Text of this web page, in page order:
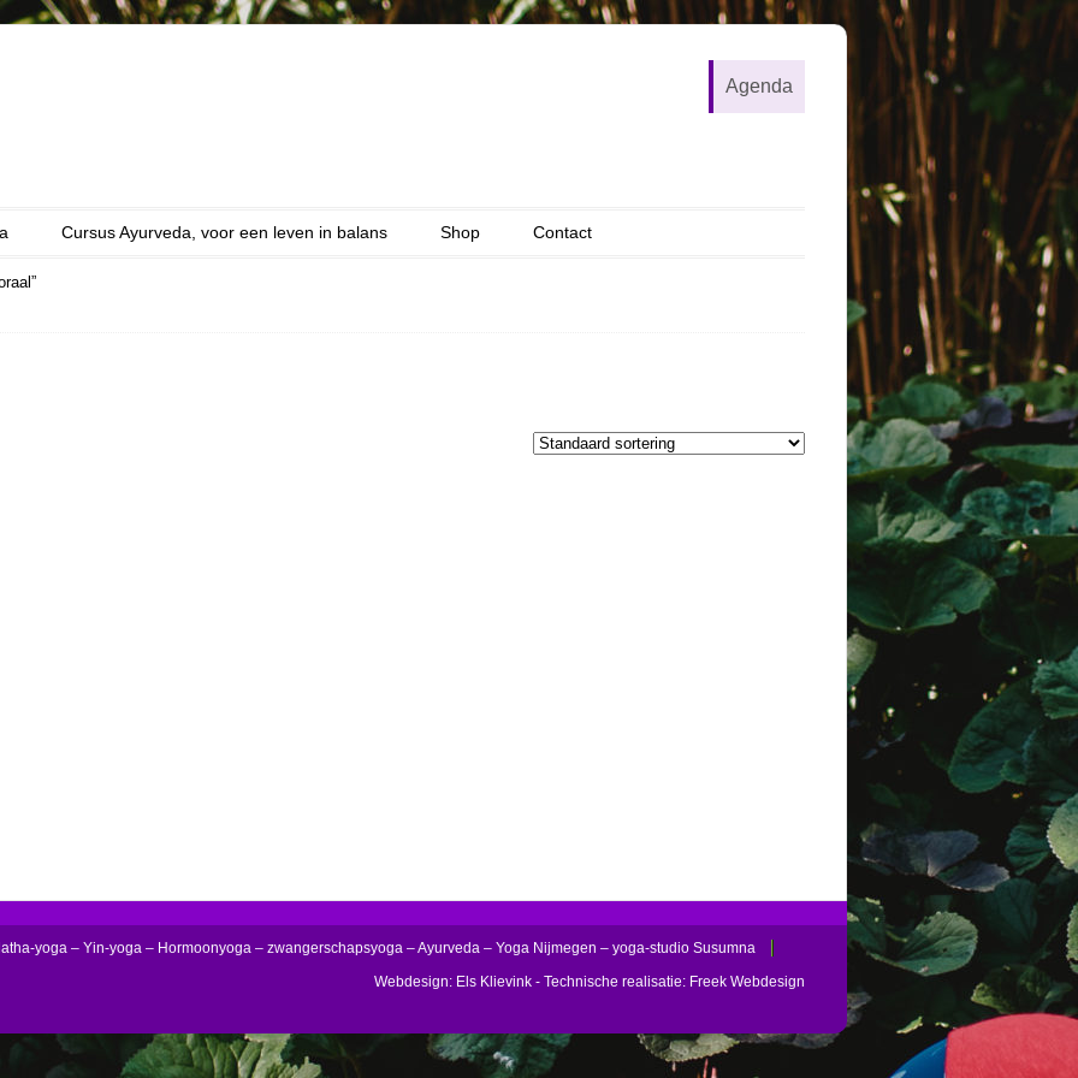
Agenda
Cursus Ayurveda, voor een leven in balans Shop Contact
yoga – Yin-yoga – Hormoonyoga – zwangerschapsyoga – Ayurveda – Yoga Nijmegen – yoga-studio Susumna
Webdesign: Els Klievink - Technische realisatie: Freek Webdesign